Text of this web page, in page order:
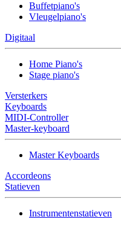
Buffetpiano's
Vleugelpiano's
Digitaal
Home Piano's
Stage piano's
Versterkers
Keyboards
MIDI-Controller
Master-keyboard
Master Keyboards
Accordeons
Statieven
Instrumentenstatieven